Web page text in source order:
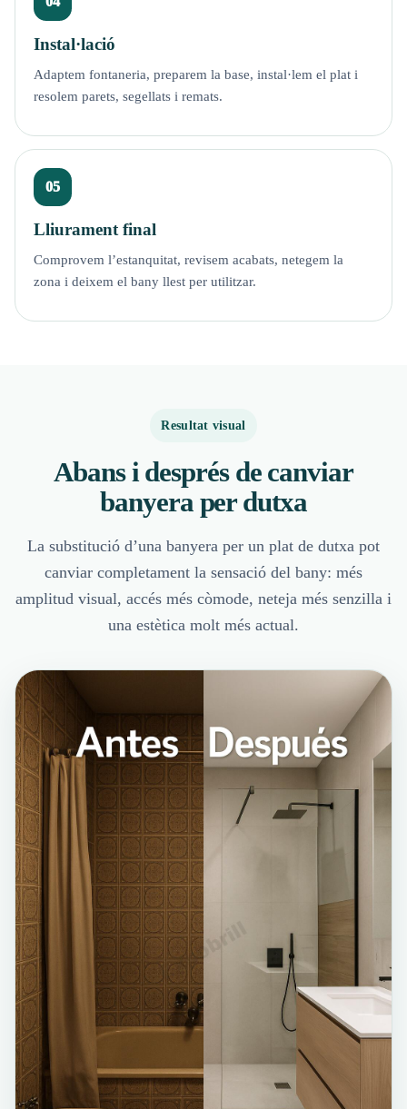
Instal·lació
Adaptem fontaneria, preparem la base, instal·lem el plat i
resolem parets, segellats i remats.
Lliurament final
Comprovem l’estanquitat, revisem acabats, netegem la
zona i deixem el bany llest per utilitzar.
Resultat visual
Abans i després de canviar
banyera per dutxa
La substitució d’una banyera per un plat de dutxa pot
canviar completament la sensació del bany: més
amplitud visual, accés més còmode, neteja més senzilla i
una estètica molt més actual.